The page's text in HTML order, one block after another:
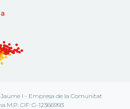
I - Empresa de la Comunitat
M.P. CIF: G-12366993